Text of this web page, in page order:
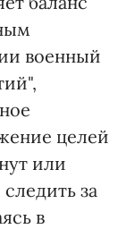
военный
целей
или
за
в